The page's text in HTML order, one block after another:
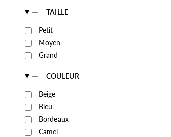
TAILLE
Petit
Moyen
Grand
COULEUR
Beige
Bleu
Bordeaux
Camel